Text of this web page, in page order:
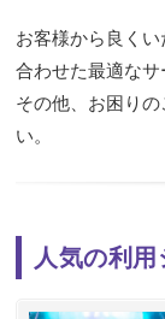
お客様から良く
合わせた最適なサ
その他、お困り
い。
人気の利用